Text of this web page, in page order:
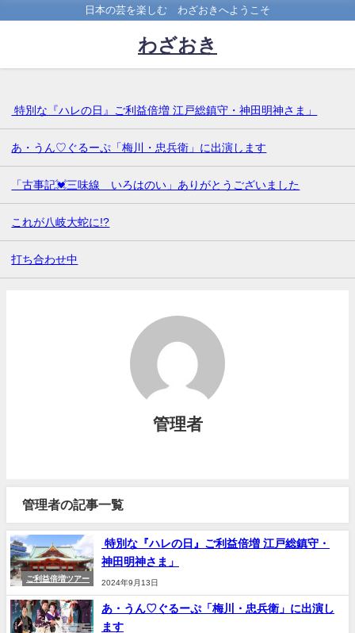
日本の芸を楽しむ わざおきへようこそ
わざおき
特別な『ハレの日』ご利益倍増 江戸総鎮守・神田明神さま」
あ・うん♡ぐるーぷ「梅川・忠兵衛」に出演します
「古事記💓三味線 いろはのい」ありがとうございました
これが八岐大蛇に!?
打ち合わせ中
管理者
管理者の記事一覧
ご利益倍増ツアー
特別な『ハレの日』ご利益倍増 江戸総鎮守・
神田明神さま」
2024年9月13日
あ・うん♡ぐるーぷ「梅川・忠兵衛」に出演し
ます